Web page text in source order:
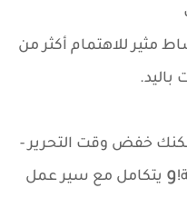
20 مليون نشاط مثير للاهتمام أكثر من
باليد.
خفض وقت التحرير -
و يتكامل مع سير عمل